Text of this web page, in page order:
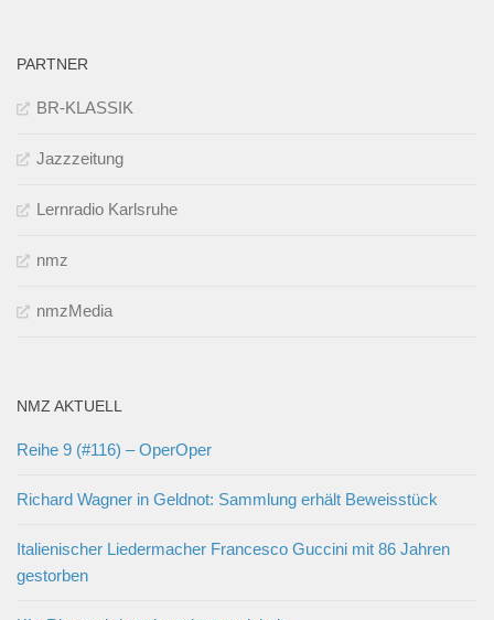
PARTNER
BR-KLASSIK
Jazzzeitung
Lernradio Karlsruhe
nmz
nmzMedia
NMZ AKTUELL
Reihe 9 (#116) – OperOper
Richard Wagner in Geldnot: Sammlung erhält Beweisstück
Italienischer Liedermacher Francesco Guccini mit 86 Jahren
gestorben